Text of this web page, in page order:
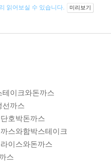
읽어보실 수 있습니다. 미리보기
테이크와돈까스
선까스
호박돈까스
스와함박스테이크
이스와돈까스
스